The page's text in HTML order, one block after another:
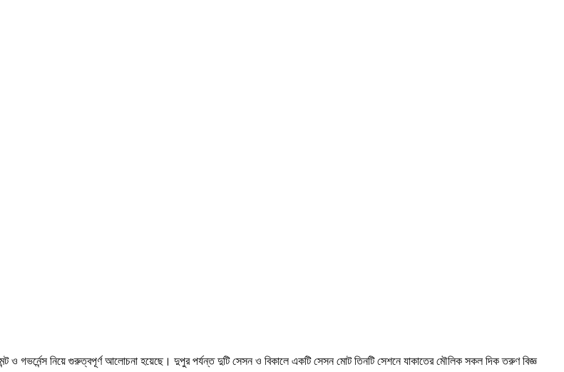
ও গভর্নেন্স নিয়ে গুরুত্বপূর্ণ আলোচনা হয়েছে। দুপুর পর্যন্ত দুটি সেসন ও বিকালে একটি সেসন মোট তিনটি সেশনে যাকাতের মৌলিক সকল দিক তরুণ বিজ্ঞ